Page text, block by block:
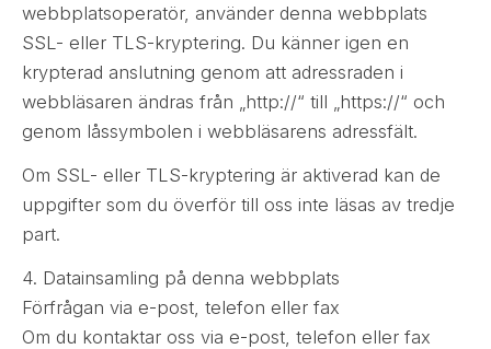
webbplatsoperatör, använder denna webbplats
SSL- eller TLS-kryptering. Du känner igen en
krypterad anslutning genom att adressraden i
webbläsaren ändras från „http://“ till „https://“ och
genom låssymbolen i webbläsarens adressfält.
Om SSL- eller TLS-kryptering är aktiverad kan de
uppgifter som du överför till oss inte läsas av tredje
part.
4. Datainsamling på denna webbplats
Förfrågan via e-post, telefon eller fax
Om du kontaktar oss via e-post, telefon eller fax